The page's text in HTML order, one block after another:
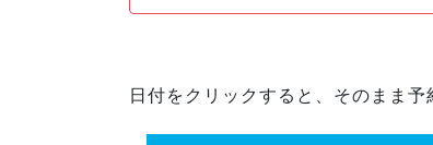
日付をクリックすると、そのまま予